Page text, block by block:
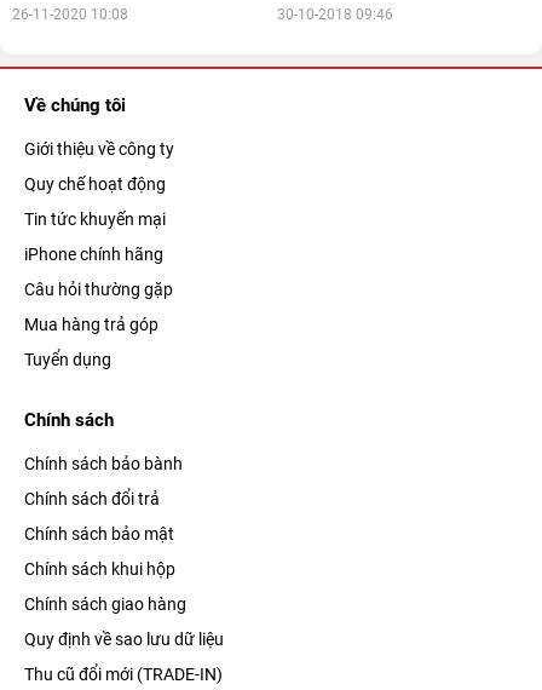
26-11-2020 10:08 30-10-2018 09:46
Về chúng tôi
Giới thiệu về công ty
Quy chế hoạt động
Tin tức khuyến mại
iPhone chính hãng
Câu hỏi thường gặp
Mua hàng trả góp
Tuyển dụng
Chính sách
Chính sách bảo bành
Chính sách đổi trả
Chính sách bảo mật
Chính sách khui hộp
Chính sách giao hàng
Quy định về sao lưu dữ liệu
Thu cũ đổi mới (TRADE-IN)